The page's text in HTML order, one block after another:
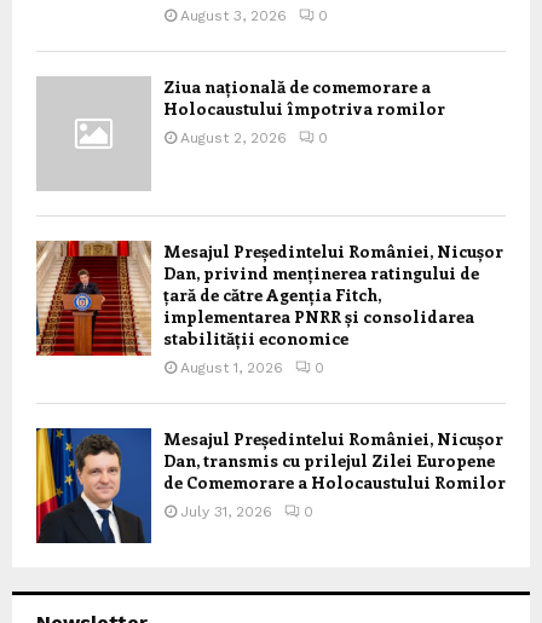
August 3, 2026 0
Ziua națională de comemorare a
Holocaustului împotriva romilor
August 2, 2026 0
Mesajul Președintelui României, Nicușor
Dan, privind menținerea ratingului de
țară de către Agenția Fitch,
implementarea PNRR și consolidarea
stabilității economice
August 1, 2026 0
Mesajul Președintelui României, Nicușor
Dan, transmis cu prilejul Zilei Europene
de Comemorare a Holocaustului Romilor
July 31, 2026 0